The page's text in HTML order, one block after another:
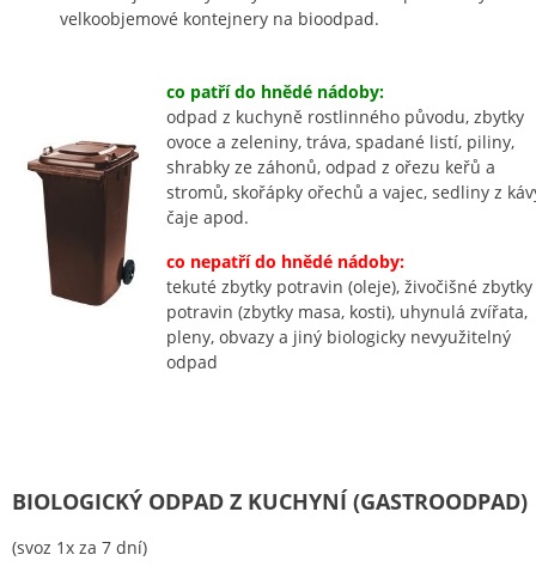
velkoobjemové kontejnery na bioodpad.
co patří do hnědé nádoby:
odpad z kuchyně rostlinného původu, zbytky
ovoce a zeleniny, tráva, spadané listí, piliny,
shrabky ze záhonů, odpad z ořezu keřů a
stromů, skořápky ořechů a vajec, sedliny z
čaje apod.
co nepatří do hnědé nádoby:
tekuté zbytky potravin (oleje), živočišné zbytky
potravin (zbytky masa, kosti), uhynulá zvířata,
pleny, obvazy a jiný biologicky nevyužitelný
odpad
BIOLOGICKÝ ODPAD Z KUCHYNÍ (GASTROODPAD)
(svoz 1x za 7 dní)